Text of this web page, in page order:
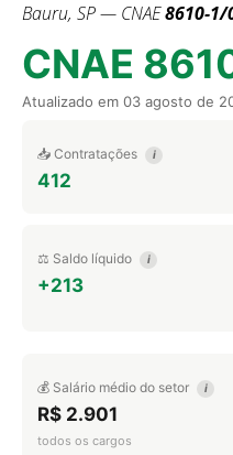
Bauru, SP — CNAE8610-1/
CNAE
Atualizado em 03 agosto de
📥 Contratações i
412
⚖️ Saldo líquido i
+213
💰 Salário médio do setor i
R$ 2.901
todos os cargos